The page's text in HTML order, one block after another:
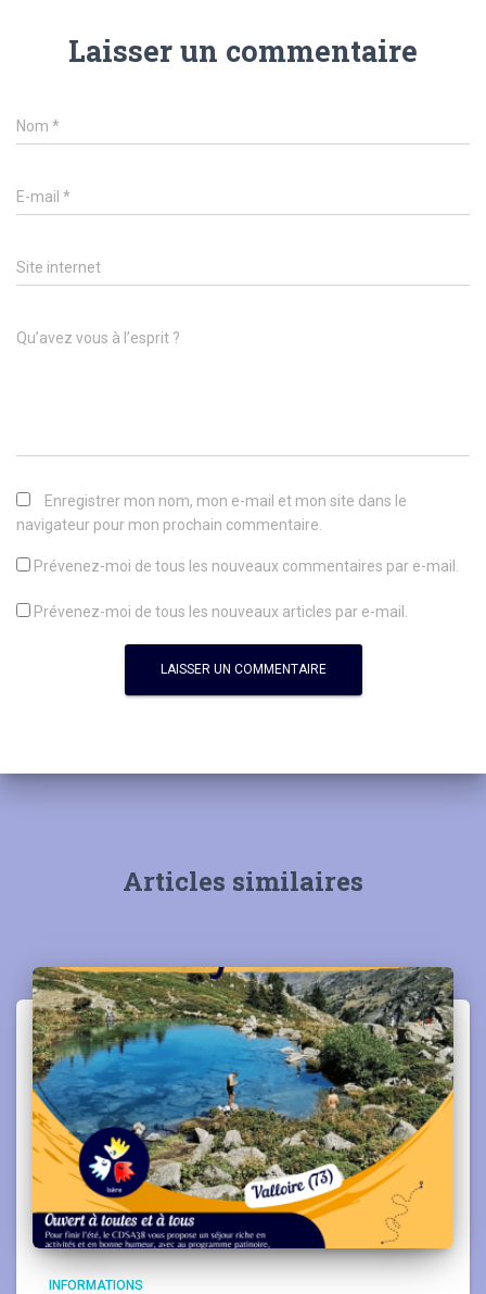
Laisser un commentaire
Nom *
E-mail *
Site internet
Qu’avez vous à l’esprit ?
Enregistrer mon nom, mon e-mail et mon site dans le
navigateur pour mon prochain commentaire.
Prévenez-moi de tous les nouveaux commentaires par e-mail.
Prévenez-moi de tous les nouveaux articles par e-mail.
Articles similaires
INFORMATIONS